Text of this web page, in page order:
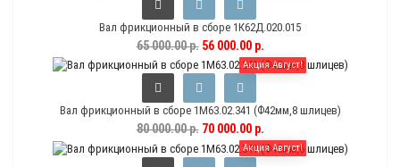
Вал фрикционный в сборе 1К62Д.020.015
65 000.00 р.56 000.00 р.
Акция Август!
Вал фрикционный в сборе 1М63.02.341 (Ф42мм,8 шлицев)
80 000.00 р.70 000.00 р.
Акция Август!